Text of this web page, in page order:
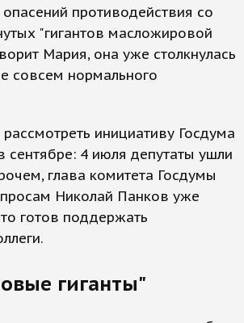
противодействия со
"гигантов масложировой
Мария, она уже столкнулась
совсем нормального
инициативу Госдума
сентябре: 4 июля депутаты ушли
глава комитета Госдумы
Николай Панков уже
готов поддержать
гиганты"